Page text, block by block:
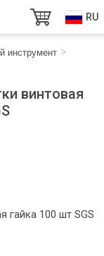
RU
инструмент
винтовая